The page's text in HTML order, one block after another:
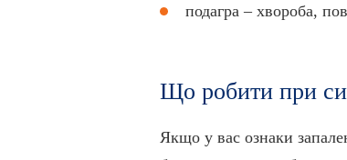
подагра – хвороба,
Що робити при
Якщо у вас ознаки